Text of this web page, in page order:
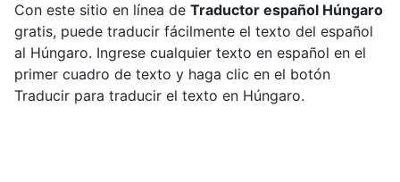
Con este sitio en línea de Traductor español Húngaro
gratis, puede traducir fácilmente el texto del español
al Húngaro. Ingrese cualquier texto en español en el
primer cuadro de texto y haga clic en el botón
Traducir para traducir el texto en Húngaro.